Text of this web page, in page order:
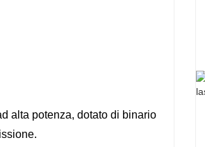
alta potenza, dotato di binario